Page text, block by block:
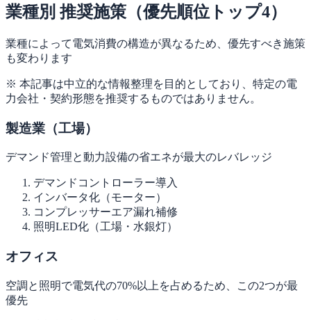
業種別 推奨施策（優先順位トップ4）
業種によって電気消費の構造が異なるため、優先すべき施策
も変わります
※ 本記事は中立的な情報整理を目的としており、特定の電
力会社・契約形態を推奨するものではありません。
製造業（工場）
デマンド管理と動力設備の省エネが最大のレバレッジ
デマンドコントローラー導入
インバータ化（モーター）
コンプレッサーエア漏れ補修
照明LED化（工場・水銀灯）
オフィス
空調と照明で電気代の70%以上を占めるため、この2つが最
優先